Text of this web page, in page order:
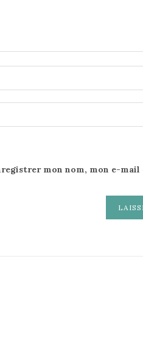
mon nom, mon e-